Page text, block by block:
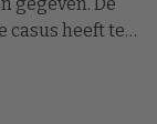
casus heeft te
en in